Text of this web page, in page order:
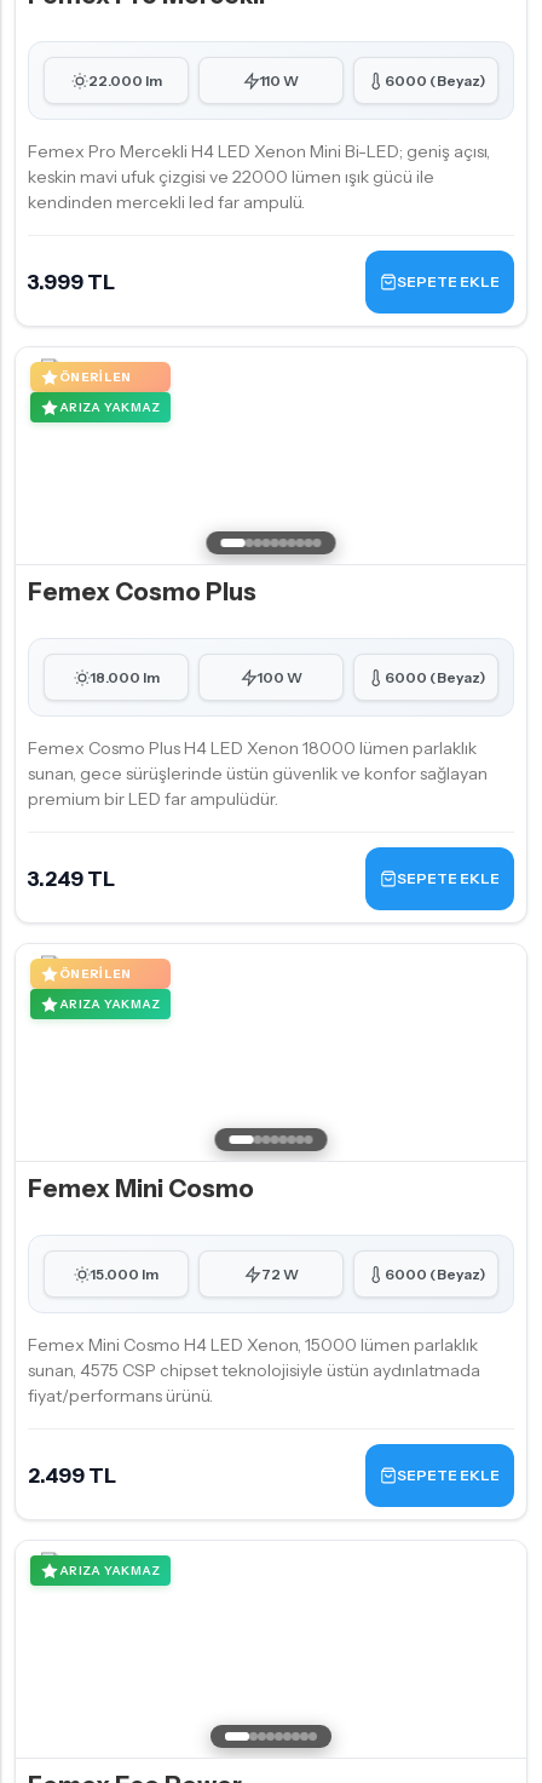
22.000 lm 110 W 6000 (Beyaz)
Femex Pro Mercekli H4 LED Xenon Mini Bi-LED; geniş açısı,
keskin mavi ufuk çizgisi ve 22000 lümen ışık gücü ile
kendinden mercekli led far ampulü.
3.999 TL SEPETE EKLE
ÖNERILEN
ARIZA YAKMAZ
Femex Cosmo Plus
18.000 lm 100 W 6000 (Beyaz)
Femex Cosmo Plus H4 LED Xenon 18000 lümen parlaklık
sunan, gece sürüşlerinde üstün güvenlik ve konfor sağlayan
premium bir LED far ampulüdür.
3.249 TL SEPETE EKLE
ÖNERILEN
ARIZA YAKMAZ
Femex Mini Cosmo
15.000 lm 72 W 6000 (Beyaz)
Femex Mini Cosmo H4 LED Xenon, 15000 lümen parlaklık
sunan, 4575 CSP chipset teknolojisiyle üstün aydınlatmada
fiyat/performans ürünü.
2.499 TL SEPETE EKLE
ARIZA YAKMAZ